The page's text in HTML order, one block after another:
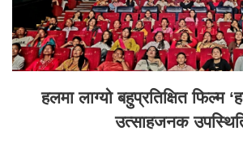
हलमा लाग्यो बहुप्रतिक्षित फिल्म
उत्साहजनक